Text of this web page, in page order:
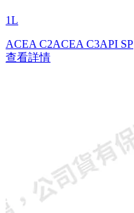
1L
ACEA C2ACEA C3API SP
查看詳情